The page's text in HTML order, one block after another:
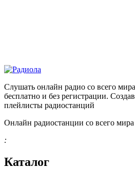
Слушать онлайн радио со всего
бесплатно и без регистрации.
плейлисты радиостанций
Онлайн радиостанции со всего мира
:
Каталог